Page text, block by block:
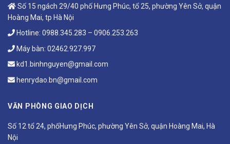
Số 15 ngách 29/40 phố Hưng Phúc, tổ 25, phường Yên Sở, quận
Hoàng Mai, tp Hà Nội
Hotline: 0988.345.283 – 0906.253.263
Máy bàn: 02462.927.997
kd1.binhnguyen@gmail.com
henrydao.bn@gmail.com
VĂN PHÒNG GIAO DỊCH
Số 12 tổ 24, phốHưng Phúc, phường Yên Sở, quận Hoàng Mai, Hà
Nội